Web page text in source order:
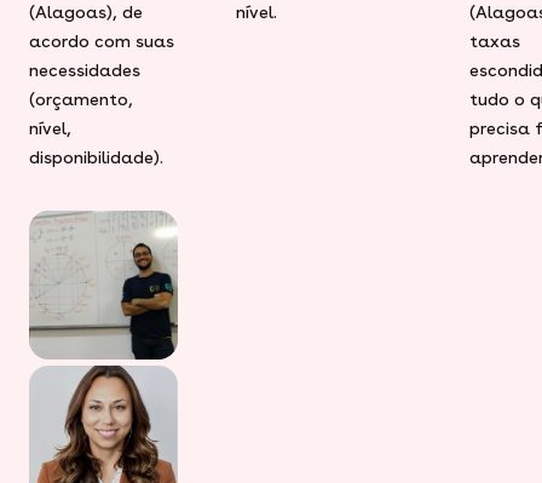
(Alagoas), de
acordo com suas
necessidades
(orçamento,
nível,
disponibilidade).
nível.
taxas
tudo o
precisa